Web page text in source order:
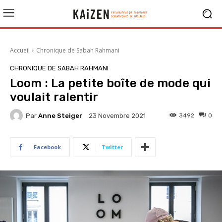
Accueil Chronique de Sabah Rahmani
CHRONIQUE DE SABAH RAHMANI
Loom : La petite boîte de mode qui
voulait ralentir
Par Anne Steiger 23 Novembre 2021 0
3492
Facebook Twitter